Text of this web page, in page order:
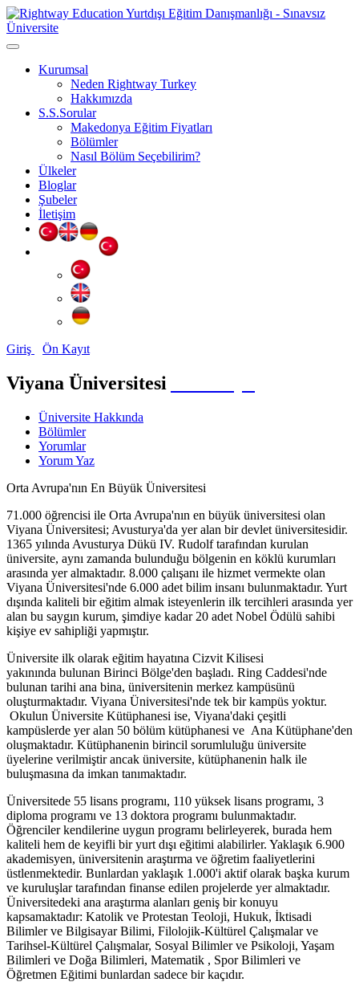
Kurumsal
Neden Rightway Turkey
Hakkımızda
S.S.Sorular
Makedonya Eğitim Fiyatları
Bölümler
Nasıl Bölüm Seçebilirim?
Ülkeler
Bloglar
Şubeler
İletişim
Giriş Ön Kayıt
Viyana Üniversitesi
Üniversite Hakkında
Bölümler
Yorumlar
Yorum Yaz
Orta Avrupa'nın En Büyük Üniversitesi
71.000 öğrencisi ile Orta Avrupa'nın en büyük üniversitesi olan
Viyana Üniversitesi; Avusturya'da yer alan bir devlet üniversitesidir.
1365 yılında Avusturya Dükü IV. Rudolf tarafından kurulan
üniversite, aynı zamanda bulunduğu bölgenin en köklü kurumları
arasında yer almaktadır. 8.000 çalışanı ile hizmet vermekte olan
Viyana Üniversitesi'nde 6.000 adet bilim insanı bulunmaktadır. Yurt
dışında kaliteli bir eğitim almak isteyenlerin ilk tercihleri arasında yer
alan bu saygın kurum, şimdiye kadar 20 adet Nobel Ödülü sahibi
kişiye ev sahipliği yapmıştır.
Üniversite ilk olarak eğitim hayatına Cizvit Kilisesi
yakınında bulunan Birinci Bölge'den başladı. Ring Caddesi'nde
bulunan tarihi ana bina, üniversitenin merkez kampüsünü
oluşturmaktadır. Viyana Üniversitesi'nde tek bir kampüs yoktur.
Okulun Üniversite Kütüphanesi ise, Viyana'daki çeşitli
kampüslerde yer alan 50 bölüm kütüphanesi ve Ana Kütüphane'den
oluşmaktadır. Kütüphanenin birincil sorumluluğu üniversite
üyelerine verilmiştir ancak üniversite, kütüphanenin halk ile
buluşmasına da imkan tanımaktadır.
Üniversitede 55 lisans programı, 110 yüksek lisans programı, 3
diploma programı ve 13 doktora programı bulunmaktadır.
Öğrenciler kendilerine uygun programı belirleyerek, burada hem
kaliteli hem de keyifli bir yurt dışı eğitimi alabilirler. Yaklaşık 6.900
akademisyen, üniversitenin araştırma ve öğretim faaliyetlerini
üstlenmektedir. Bunlardan yaklaşık 1.000'i aktif olarak başka kurum
ve kuruluşlar tarafından finanse edilen projelerde yer almaktadır.
Üniversitedeki ana araştırma alanları geniş bir konuyu
kapsamaktadır: Katolik ve Protestan Teoloji, Hukuk, İktisadi
Bilimler ve Bilgisayar Bilimi, Filolojik-Kültürel Çalışmalar ve
Tarihsel-Kültürel Çalışmalar, Sosyal Bilimler ve Psikoloji, Yaşam
Bilimleri ve Doğa Bilimleri, Matematik , Spor Bilimleri ve
Öğretmen Eğitimi bunlardan sadece bir kaçıdır.